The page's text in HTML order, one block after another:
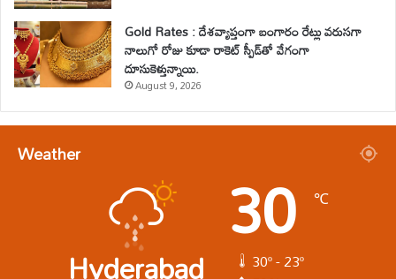
Gold Rates : దేశవ్యాప్తంగా బంగారం రేట్లు వరుసగా
నాలుగో రోజు కూడా రాకెట్ స్పీడ్‌తో వేగంగా
దూసుకెళ్తున్నాయి.
August 9, 2026
Weather 30 ℃
30º - 23º